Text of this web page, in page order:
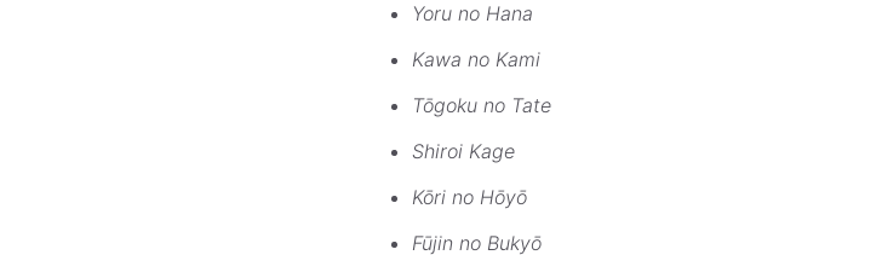
Yoru no Hana
Kawa no Kami
Tōgoku no Tate
Shiroi Kage
Kōri no Hōyō
Fūjin no Bukyō